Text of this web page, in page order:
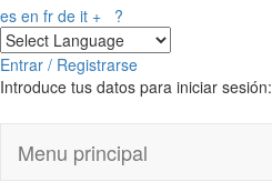
es en fr de it + ?
Entrar / Registrarse
Introduce tus datos para iniciar sesión:
Menu principal